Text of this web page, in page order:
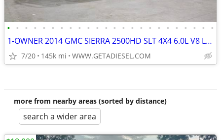
• • • • • • • • • • • • • • • • • • • • • • • •
1-OWNER 2014 GMC SIERRA 2500HD SLT 4X4 6.0L V8 LEATHER MICHELIN TIRES!
7/20 145k mi WWW.GETADIESEL.COM
more from nearby areas (sorted by distance)
search a wider area